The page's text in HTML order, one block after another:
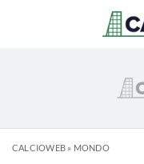
CALCIOWEB» MONDO